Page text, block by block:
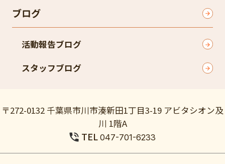
ブログ
活動報告ブログ
スタッフブログ
〒272-0132 千葉県市川市湊新田1丁目3-19 アビタシオン及
川 1階A
TEL 047-701-6233